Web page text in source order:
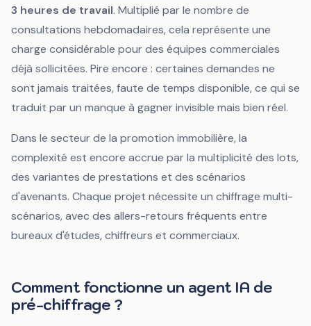
3 heures de travail. Multiplié par le nombre de
consultations hebdomadaires, cela représente une
charge considérable pour des équipes commerciales
déjà sollicitées. Pire encore : certaines demandes ne
sont jamais traitées, faute de temps disponible, ce qui se
traduit par un manque à gagner invisible mais bien réel.
Dans le secteur de la promotion immobilière, la
complexité est encore accrue par la multiplicité des lots,
des variantes de prestations et des scénarios
d'avenants. Chaque projet nécessite un chiffrage multi-
scénarios, avec des allers-retours fréquents entre
bureaux d'études, chiffreurs et commerciaux.
Comment fonctionne un agent IA de
pré-chiffrage ?